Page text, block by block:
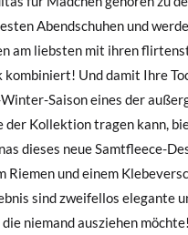
Abendschuhen und
am liebsten mit ihren
kombiniert! Und damit Ihre
Saison eines der
der Kollektion tragen kann,
dieses neue Samtfleece-
Riemen und einem
sind zweifellos elegante
die niemand ausziehen
fördert und einen
absolute
hinaus verhindert die
Verrutschen und die
warm, dass sie den ganzen
sind! Diese kleinen
und schönsten
und Sie können sie von
ältere und jüngere
Schuhe ankommen und
beantragen.
ein Kundenkonto haben,
Sie bitte unsere
ein. Ein
Artikel umzutauschen,
18 19
11,2
11,9